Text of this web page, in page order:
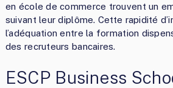
en école de commerce trouvent un
suivant leur diplôme. Cette rapidité
l’adéquation entre la formation
des recruteurs bancaires.
ESCP Business